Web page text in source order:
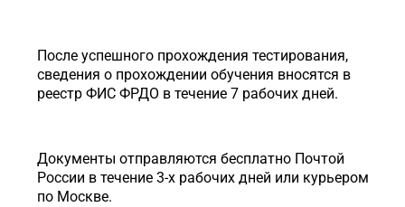
После успешного прохождения тестирования,
сведения о прохождении обучения вносятся в
реестр ФИС ФРДО в течение 7 рабочих дней.
Документы отправляются бесплатно Почтой
России в течение 3-х рабочих дней или курьером
по Москве.